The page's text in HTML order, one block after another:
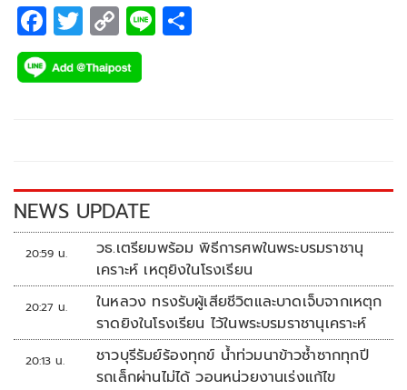
F
ac
e
k
T
wi
tt
C
o
p
k
Li
NEWS UPDATE
20:59 น.
วธ.เตรียมพร้อม พิธีการศพในพระบรมราชานุ
เคราะห์ เหตุยิงในโรงเรียน
20:27 น.
ในหลวง ทรงรับผู้เสียชีวิตและบาดเจ็บจากเหตุก
ราดยิงในโรงเรียน ไว้ในพระบรมราชานุเคราะห์
20:13 น.
ชาวบุรีรัมย์ร้องทุกข์ น้ำท่วมนาข้าวซ้ำซากทุกปี
รถเล็กผ่านไม่ได้ วอนหน่วยงานเร่งแก้ไข